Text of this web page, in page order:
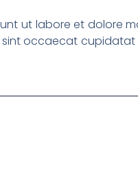
ut labore et dolore
sint occaecat